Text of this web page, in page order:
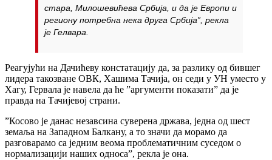
стара, Милошевићева Србија, и да је Европи и
региону потребна нека друга Србија”, рекла
је Гелвара.
Реагујући на Дачићеву констатацију да, за разлику од бившег
лидера такозване ОВК, Хашима Тачија, он седи у УН уместо у
Хагу, Гервала је навела да ће ”аргументи показати” да је
правда на Тачијевој страни.
”Косово је данас незавсина суверена држава, једна од шест
земаља на Западном Балкану, а то значи да морамо да
разговарамо са једним веома проблематичним суседом о
нормализацији наших односа”, рекла је она.